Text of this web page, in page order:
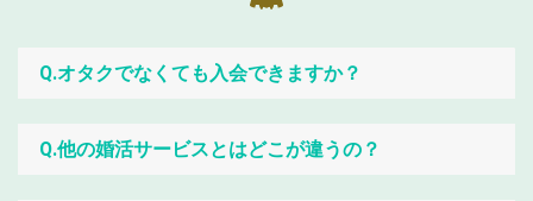
Q.オタクでなくても入会できますか？
Q.他の婚活サービスとはどこが違うの？